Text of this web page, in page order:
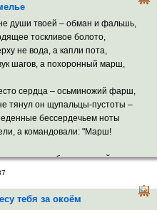
я попал не в глаз, а в бровь!..
я Воланду не верю ни на грош –
мне вместо чистой Правды –
души твоей – обман и фальшь,
тоскливое болото,
не вода, а капли пота,
шагов, а похоронный марш,
сердца – осьминожий фарш,
тянул он щупальцы-пустоты –
бессердечьем ноты
а командовали: "Марш!
вон отсюда, бесполезный пар,
уморительное чудо!"
женщиной отвар.
тебя за окоём